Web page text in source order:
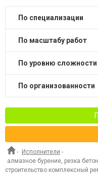
по специализации
по масштабу работ
по уровню
по организованности
- Исполнители -
алмазное бурение, резка
строительство комплексный